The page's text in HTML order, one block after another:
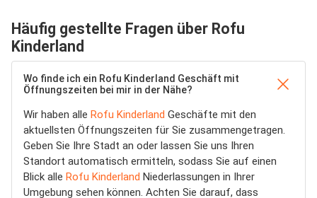
Häufig gestellte Fragen über Rofu
Kinderland
Wo finde ich ein Rofu Kinderland Geschäft mit
Öffnungszeiten bei mir in der Nähe?
Wir haben alle Rofu Kinderland Geschäfte mit den
aktuellsten Öffnungszeiten für Sie zusammengetragen.
Geben Sie Ihre Stadt an oder lassen Sie uns Ihren
Standort automatisch ermitteln, sodass Sie auf einen
Blick alle Rofu Kinderland Niederlassungen in Ihrer
Umgebung sehen können. Achten Sie darauf, dass